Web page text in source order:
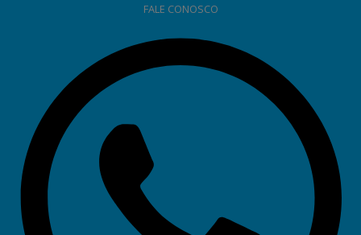
FALE CONOSCO